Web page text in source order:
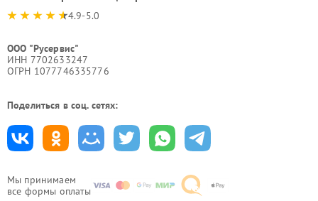
Мы принимаем
все формы оплаты
4.9-5.0
ООО "Русервис"
ИНН 7702633247
ОГРН 1077746335776
Поделиться в соц. сетях: